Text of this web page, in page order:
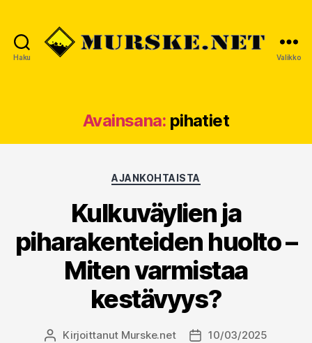
Haku Valikko
Avainsana: pihatiet
Kategoriat
AJANKOHTAISTA
Kulkuväylien ja
piharakenteiden huolto –
Miten varmistaa
kestävyys?
Kirjoittaja
Kirjoittanut Murske.net Julkaisupäivämäärä
10/03/2025